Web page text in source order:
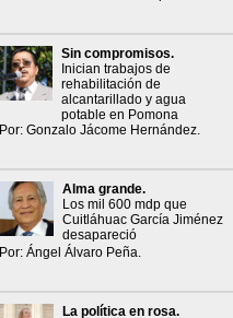
Sin compromisos.
Inician trabajos de
rehabilitación de
alcantarillado y agua
potable en Pomona
Por: Gonzalo Jácome Hernández.
Alma grande.
Los mil 600 mdp que
Cuitláhuac García Jiménez
desapareció
Por: Ángel Álvaro Peña.
La política en rosa.